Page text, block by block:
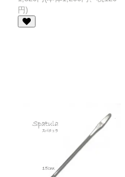
円)